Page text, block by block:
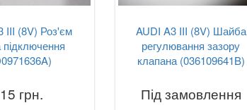
III (8V) Роз'єм
грн.
AUDI A3 III (8V) Шайба
регулювання зазору
клапана (036109641B)
Під замовлення